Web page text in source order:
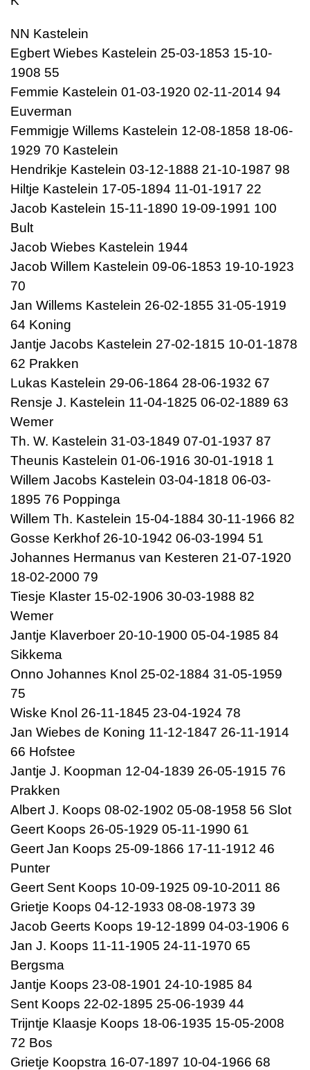
NN Kastelein
Egbert Wiebes Kastelein 25-03-1853 15-10-
1908 55
Femmie Kastelein 01-03-1920 02-11-2014 94
Euverman
Femmigje Willems Kastelein 12-08-1858 18-06-
1929 70 Kastelein
Hendrikje Kastelein 03-12-1888 21-10-1987 98
Hiltje Kastelein 17-05-1894 11-01-1917 22
Jacob Kastelein 15-11-1890 19-09-1991 100
Bult
Jacob Wiebes Kastelein 1944
Jacob Willem Kastelein 09-06-1853 19-10-1923
70
Jan Willems Kastelein 26-02-1855 31-05-1919
64 Koning
Jantje Jacobs Kastelein 27-02-1815 10-01-1878
62 Prakken
Lukas Kastelein 29-06-1864 28-06-1932 67
Rensje J. Kastelein 11-04-1825 06-02-1889 63
Wemer
Th. W. Kastelein 31-03-1849 07-01-1937 87
Theunis Kastelein 01-06-1916 30-01-1918 1
Willem Jacobs Kastelein 03-04-1818 06-03-
1895 76 Poppinga
Willem Th. Kastelein 15-04-1884 30-11-1966 82
Gosse Kerkhof 26-10-1942 06-03-1994 51
Johannes Hermanus van Kesteren 21-07-1920
18-02-2000 79
Tiesje Klaster 15-02-1906 30-03-1988 82
Wemer
Jantje Klaverboer 20-10-1900 05-04-1985 84
Sikkema
Onno Johannes Knol 25-02-1884 31-05-1959
75
Wiske Knol 26-11-1845 23-04-1924 78
Jan Wiebes de Koning 11-12-1847 26-11-1914
66 Hofstee
Jantje J. Koopman 12-04-1839 26-05-1915 76
Prakken
Albert J. Koops 08-02-1902 05-08-1958 56 Slot
Geert Koops 26-05-1929 05-11-1990 61
Geert Jan Koops 25-09-1866 17-11-1912 46
Punter
Geert Sent Koops 10-09-1925 09-10-2011 86
Grietje Koops 04-12-1933 08-08-1973 39
Jacob Geerts Koops 19-12-1899 04-03-1906 6
Jan J. Koops 11-11-1905 24-11-1970 65
Bergsma
Jantje Koops 23-08-1901 24-10-1985 84
Sent Koops 22-02-1895 25-06-1939 44
Trijntje Klaasje Koops 18-06-1935 15-05-2008
72 Bos
Grietje Koopstra 16-07-1897 10-04-1966 68